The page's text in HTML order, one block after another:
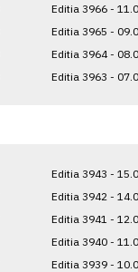
Editia 3966 -
Editia 3965 -
Editia 3964 -
Editia 3963 -
Editia 3943 -
Editia 3942 -
Editia 3941 -
Editia 3940 -
Editia 3939 -